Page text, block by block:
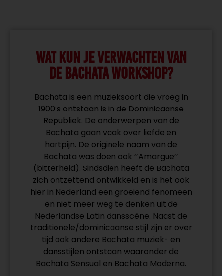
WAT KUN JE VERWACHTEN VAN
DE BACHATA WORKSHOP?
Bachata is een muzieksoort die vroeg in
1900’s ontstaan is in de Dominicaanse
Republiek. De onderwerpen van de
Bachata gaan vaak over liefde en
hartpijn. De originele naam van de
Bachata was doen ook ‘’Amargue’’
(bitterheid). Sindsdien heeft de Bachata
zich ontzettend ontwikkeld en is het ook
hier in Nederland een groeiend fenomeen
en niet meer weg te denken uit de
Nederlandse Latin dansscène. Naast de
traditionele/dominicaanse stijl zijn er over
tijd ook andere Bachata muziek- en
dansstijlen ontstaan waaronder de
Bachata Sensual en Bachata Moderna.